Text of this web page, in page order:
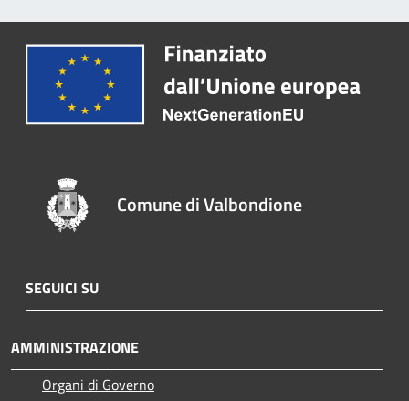
Comune di Valbondione
SEGUICI SU
AMMINISTRAZIONE
Organi di Governo